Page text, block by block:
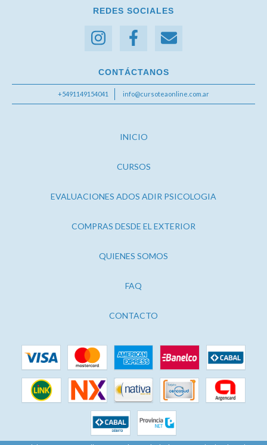
REDES SOCIALES
CONTÁCTANOS
+5491149154041 info@cursoteaonline.com.ar
INICIO
CURSOS
EVALUACIONES ADOS ADIR PSICOLOGIA
COMPRAS DESDE EL EXTERIOR
QUIENES SOMOS
FAQ
CONTACTO